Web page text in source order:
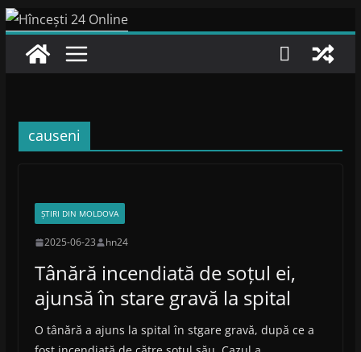
Skip
content
causeni
ȘTIRI DIN MOLDOVA
2025-06-23 hn24
Tânără incendiată de soțul ei,
ajunsă în stare gravă la spital
O tânără a ajuns la spital în stgare gravă, după ce a